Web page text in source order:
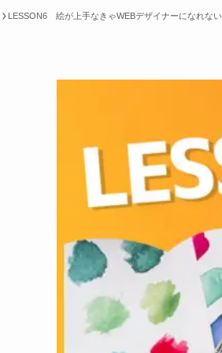
LESSON6 絵が上手なきゃWEBデザイナーになれな